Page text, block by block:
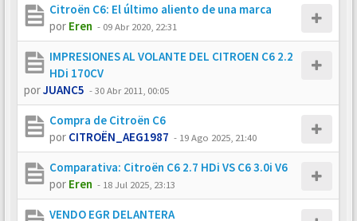
Citroën C6: El último aliento de una marca
por Eren - 09 Abr 2020, 22:31
IMPRESIONES AL VOLANTE DEL CITROEN C6 2.2
HDi 170CV
porJUANC5 -30 Abr 2011, 00:05
Compra de Citroën C6
por CITROËN_AEG1987 - 19 Ago 2025, 21:40
Comparativa: Citroën C6 2.7 HDi VS C6 3.0i V6
por Eren - 18 Jul 2025, 23:13
VENDO EGR DELANTERA